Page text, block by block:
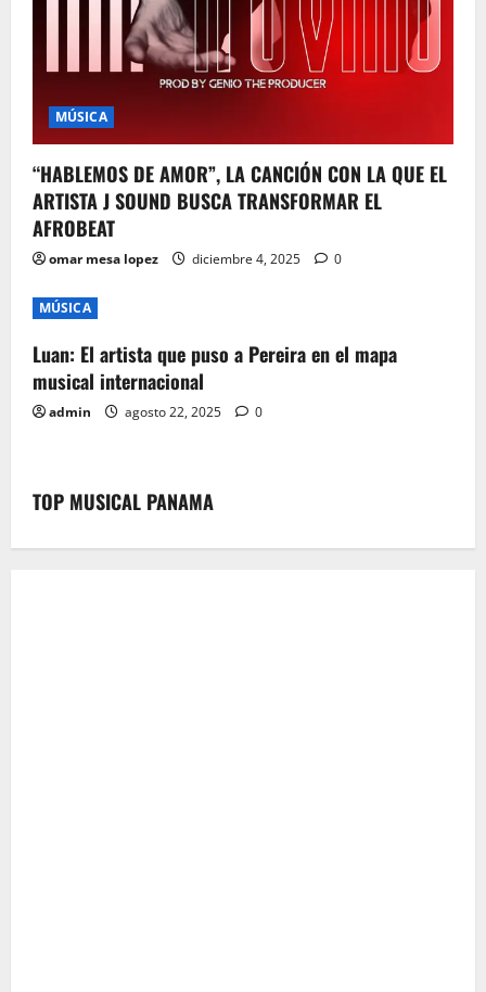
MÚSICA
“HABLEMOS DE AMOR”, LA CANCIÓN CON LA QUE EL
ARTISTA J SOUND BUSCA TRANSFORMAR EL
AFROBEAT
omar mesa lopez diciembre 4, 2025 0
MÚSICA
Luan: El artista que puso a Pereira en el mapa
musical internacional
admin agosto 22, 2025 0
TOP MUSICAL PANAMA